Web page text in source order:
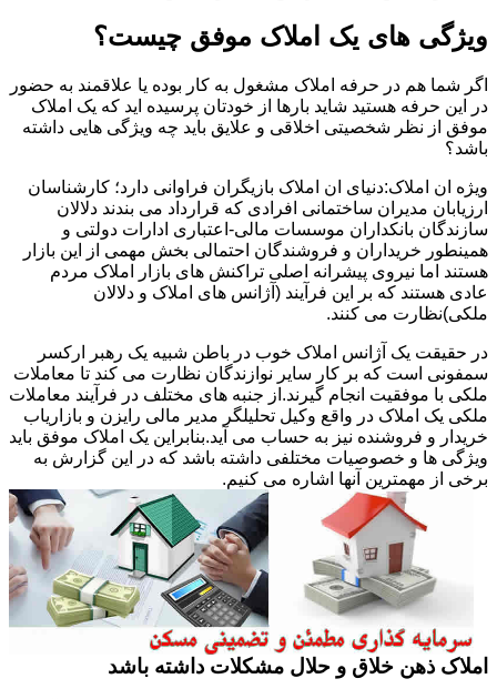
ویژگی های یک املاک موفق چیست؟
اگر شما هم در حرفه املاک مشغول به کار بوده یا علاقمند به حضور
در این حرفه هستید شاید بارها از خودتان پرسیده اید که یک املاک
موفق از نظر شخصیتی اخلاقی و علایق باید چه ویژگی هایی داشته
باشد؟
ویژه ان املاک:دنیای ان املاک بازیگران فراوانی دارد؛ کارشناسان
ارزیابان مدیران ساختمانی افرادی که قرارداد می بندند دلالان
سازندگان بانکداران موسسات مالی-اعتباری ادارات دولتی و
همینطور خریداران و فروشندگان احتمالی بخش مهمی از این بازار
هستند اما نیروی پیشرانه اصلی تراکنش های بازار املاک مردم
عادی هستند که بر این فرآیند (آژانس های املاک و دلالان
ملکی)نظارت می کنند.
در حقیقت یک آژانس املاک خوب در باطن شبیه یک رهبر ارکسر
سمفونی است که بر کار سایر نوازندگان نظارت می کند تا معاملات
ملکی با موفقیت انجام گیرند.از جنبه های مختلف در فرآیند معاملات
ملکی یک املاک در واقع وکیل تحلیلگر مدیر مالی رایزن و بازاریاب
خریدار و فروشنده نیز به حساب می آید.بنابراین یک املاک موفق باید
ویژگی ها و خصوصیات مختلفی داشته باشد که در این گزارش به
برخی از مهمترین آنها اشاره می کنیم.
املاک ذهن خلاق و حلال مشکلات داشته باشد